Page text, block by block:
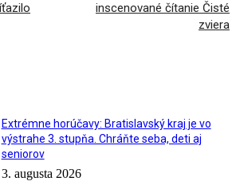
inscenované čítanie Čisté
zviera
Extrémne horúčavy: Bratislavský kraj je vo
výstrahe 3. stupňa. Chráňte seba, deti aj
seniorov
3. augusta 2026